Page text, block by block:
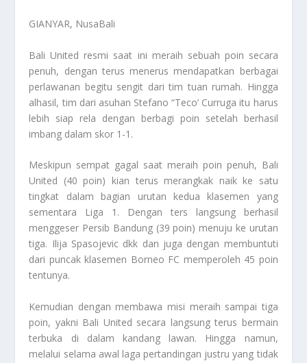
GIANYAR, NusaBali
Bali United resmi saat ini meraih sebuah poin secara
penuh, dengan terus menerus mendapatkan berbagai
perlawanan begitu sengit dari tim tuan rumah. Hingga
alhasil, tim dari asuhan Stefano “Teco’ Curruga itu harus
lebih siap rela dengan berbagi poin setelah berhasil
imbang dalam skor 1-1.
Meskipun sempat gagal saat meraih poin penuh, Bali
United (40 poin) kian terus merangkak naik ke satu
tingkat dalam bagian urutan kedua klasemen yang
sementara Liga 1. Dengan ters langsung berhasil
menggeser Persib Bandung (39 poin) menuju ke urutan
tiga. Ilija Spasojevic dkk dan juga dengan membuntuti
dari puncak klasemen Borneo FC memperoleh 45 poin
tentunya.
Kemudian dengan membawa misi meraih sampai tiga
poin, yakni Bali United secara langsung terus bermain
terbuka di dalam kandang lawan. Hingga namun,
melalui selama awal laga pertandingan justru yang tidak